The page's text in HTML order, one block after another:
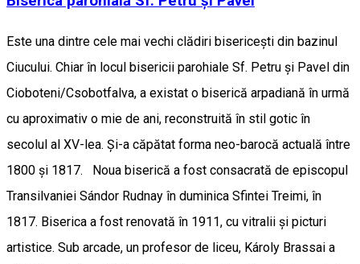
Este una dintre cele mai vechi clădiri bisericești din bazinul
Ciucului. Chiar în locul bisericii parohiale Sf. Petru și Pavel din
Cioboteni/Csobotfalva, a existat o biserică arpadiană în urmă
cu aproximativ o mie de ani, reconstruită în stil gotic în
secolul al XV-lea. Și-a căpătat forma neo-barocă actuală între
1800 și 1817. Noua biserică a fost consacrată de episcopul
Transilvaniei Sándor Rudnay în duminica Sfintei Treimi, în
1817. Biserica a fost renovată în 1911, cu vitralii și picturi
artistice. Sub arcade, un profesor de liceu, Károly Brassai a